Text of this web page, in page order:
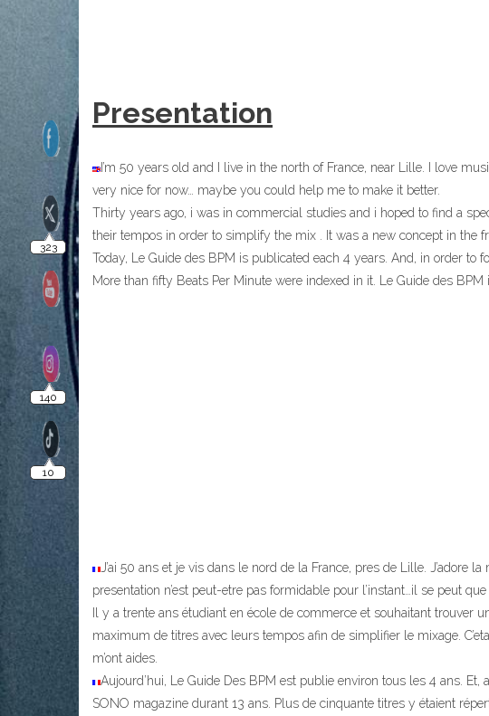
Presentation
I’m 50 years old and I live in the north of France, near Lille. I love
very nice for now… maybe you could help me to make it better.
Thirty years ago, i was in commercial studies and i hoped to find a
their tempos in order to simplify the mix . It was a new concept in the
Today, Le Guide des BPM is publicated each 4 years. And, in order
More than fifty Beats Per Minute were indexed in it. Le Guide des
J’ai 50 ans et je vis dans le nord de la France, pres de Lille. J’adore
presentation n’est peut-etre pas formidable pour l’instant…il se peut que
Il y a trente ans étudiant en école de commerce et souhaitant trouver
maximum de titres avec leurs tempos afin de simplifier le mixage.
m’ont aides.
Aujourd’hui, Le Guide Des BPM est publie environ tous les 4 ans.
SONO magazine durant 13 ans. Plus de cinquante titres y étaient
10